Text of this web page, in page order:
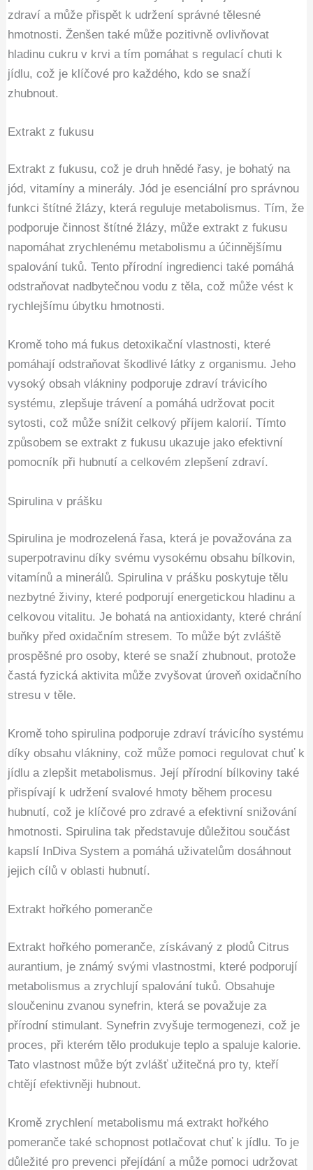
zdraví a může přispět k udržení správné tělesné
hmotnosti. Ženšen také může pozitivně ovlivňovat
hladinu cukru v krvi a tím pomáhat s regulací chuti k
jídlu, což je klíčové pro každého, kdo se snaží
zhubnout.
Extrakt z fukusu
Extrakt z fukusu, což je druh hnědé řasy, je bohatý na
jód, vitamíny a minerály. Jód je esenciální pro správnou
funkci štítné žlázy, která reguluje metabolismus. Tím, že
podporuje činnost štítné žlázy, může extrakt z fukusu
napomáhat zrychlenému metabolismu a účinnějšímu
spalování tuků. Tento přírodní ingredienci také pomáhá
odstraňovat nadbytečnou vodu z těla, což může vést k
rychlejšímu úbytku hmotnosti.
Kromě toho má fukus detoxikační vlastnosti, které
pomáhají odstraňovat škodlivé látky z organismu. Jeho
vysoký obsah vlákniny podporuje zdraví trávicího
systému, zlepšuje trávení a pomáhá udržovat pocit
sytosti, což může snížit celkový příjem kalorií. Tímto
způsobem se extrakt z fukusu ukazuje jako efektivní
pomocník při hubnutí a celkovém zlepšení zdraví.
Spirulina v prášku
Spirulina je modrozelená řasa, která je považována za
superpotravinu díky svému vysokému obsahu bílkovin,
vitamínů a minerálů. Spirulina v prášku poskytuje tělu
nezbytné živiny, které podporují energetickou hladinu a
celkovou vitalitu. Je bohatá na antioxidanty, které chrání
buňky před oxidačním stresem. To může být zvláště
prospěšné pro osoby, které se snaží zhubnout, protože
častá fyzická aktivita může zvyšovat úroveň oxidačního
stresu v těle.
Kromě toho spirulina podporuje zdraví trávicího systému
díky obsahu vlákniny, což může pomoci regulovat chuť k
jídlu a zlepšit metabolismus. Její přírodní bílkoviny také
přispívají k udržení svalové hmoty během procesu
hubnutí, což je klíčové pro zdravé a efektivní snižování
hmotnosti. Spirulina tak představuje důležitou součást
kapslí InDiva System a pomáhá uživatelům dosáhnout
jejich cílů v oblasti hubnutí.
Extrakt hořkého pomeranče
Extrakt hořkého pomeranče, získávaný z plodů Citrus
aurantium, je známý svými vlastnostmi, které podporují
metabolismus a zrychlují spalování tuků. Obsahuje
sloučeninu zvanou synefrin, která se považuje za
přírodní stimulant. Synefrin zvyšuje termogenezi, což je
proces, při kterém tělo produkuje teplo a spaluje kalorie.
Tato vlastnost může být zvlášť užitečná pro ty, kteří
chtějí efektivněji hubnout.
Kromě zrychlení metabolismu má extrakt hořkého
pomeranče také schopnost potlačovat chuť k jídlu. To je
důležité pro prevenci přejídání a může pomoci udržovat